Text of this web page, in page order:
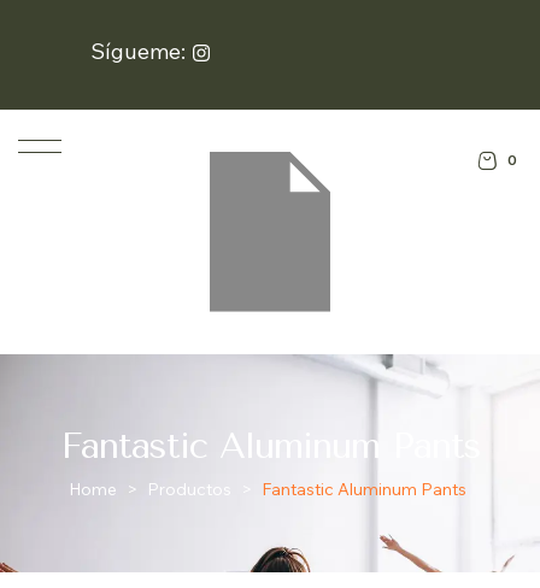
Sígueme:
0
Fantastic Aluminum Pants
Home > Productos Fantastic Aluminum Pants